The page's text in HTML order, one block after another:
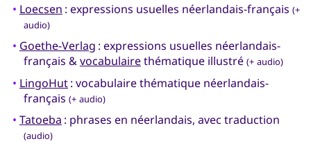
• Loecsen : expressions usuelles néerlandais-français (+
audio)
• Goethe-Verlag : expressions usuelles néerlandais-
français &vocabulairethématique illustré (+ audio)
• LingoHut: vocabulaire thématique néerlandais-
français (+ audio)
• Tatoeba : phrases en néerlandais, avec traduction
(audio)